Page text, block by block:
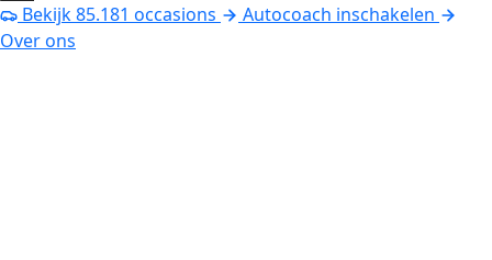
Bekijk85.181 occasions
Autocoach inschakelen
Over ons